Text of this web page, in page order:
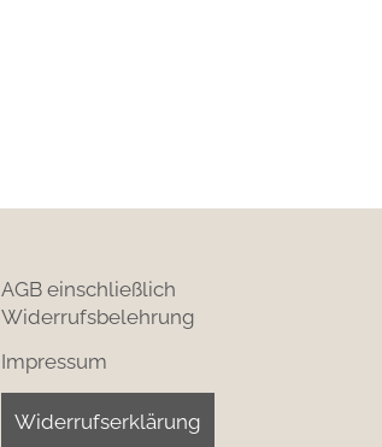
AGB einschließlich
Widerrufsbelehrung
Impressum
Widerrufserklärung